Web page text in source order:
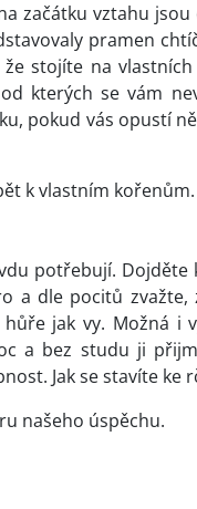
začátku vztahu
pramen
že stojíte na
kterých se vám
pokud vás opustí
k vlastním kořenům.
potřebují.
a dle pocitů
jak vy. Možná i
a bez studu ji
Jak se stavíte ke
našeho úspěchu.